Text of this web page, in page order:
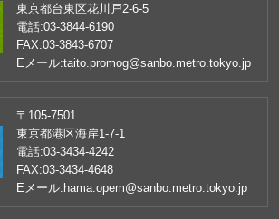
東京都台東区花川戸2-6-5
電話:03-3844-6190
FAX:03-3843-6707
Eメール:taito.promog@sanbo.metro.tokyo.jp
〒105-7501
東京都港区海岸1-7-1
電話:03-3434-4242
FAX:03-3434-4648
Eメール: hama.opem@sanbo.metro.tokyo.jp